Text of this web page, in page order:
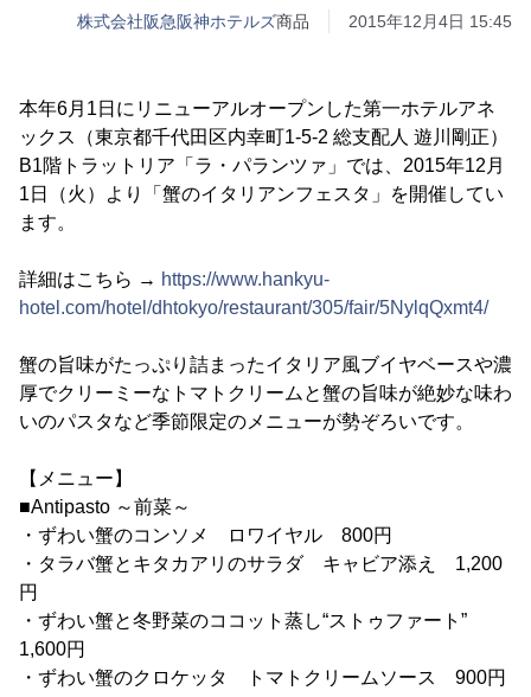
株式会社阪急阪神ホテルズ商品 2015年12月4日 15:45
本年6月1日にリニューアルオープンした第一ホテルアネ
ックス（東京都千代田区内幸町1-5-2 総支配人 遊川剛正）
B1階トラットリア「ラ・パランツァ」では、2015年12月
1日（火）より「蟹のイタリアンフェスタ」を開催してい
ます。
詳細はこちら → https://www.hankyu-
hotel.com/hotel/dhtokyo/restaurant/305/fair/5NylqQxmt4/
蟹の旨味がたっぷり詰まったイタリア風ブイヤベースや濃
厚でクリーミーなトマトクリームと蟹の旨味が絶妙な味わ
いのパスタなど季節限定のメニューが勢ぞろいです。
【メニュー】
■Antipasto ～前菜～
・ずわい蟹のコンソメ ロワイヤル 800円
・タラバ蟹とキタカアリのサラダ キャビア添え 1,200
円
・ずわい蟹と冬野菜のココット蒸し“ストゥファート”
1,600円
・ずわい蟹のクロケッタ トマトクリームソース 900円